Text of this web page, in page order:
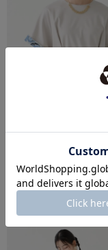
ふりふ
シークラブ さざ波トップス